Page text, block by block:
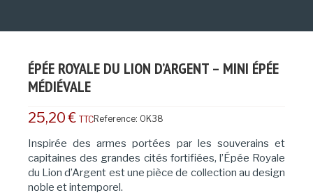
ÉPÉE ROYALE DU LION D’ARGENT – MINI ÉPÉE
MÉDIÉVALE
25,20 € TTCReference: OK38
Inspirée des armes portées par les souverains et
capitaines des grandes cités fortifiées, l’Épée Royale
du Lion d’Argent est une pièce de collection au design
noble et intemporel.